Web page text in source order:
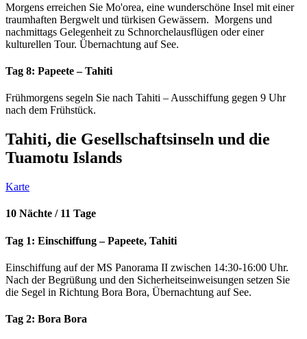
Morgens erreichen Sie Mo'orea, eine wunderschöne Insel mit einer
traumhaften Bergwelt und türkisen Gewässern. Morgens und
nachmittags Gelegenheit zu Schnorchelausflügen oder einer
kulturellen Tour. Übernachtung auf See.
Tag 8: Papeete – Tahiti
Frühmorgens segeln Sie nach Tahiti – Ausschiffung gegen 9 Uhr
nach dem Frühstück.
Tahiti, die Gesellschaftsinseln und die
Tuamotu Islands
Karte
10 Nächte / 11 Tage
Tag 1: Einschiffung – Papeete, Tahiti
Einschiffung auf der MS Panorama II zwischen 14:30-16:00 Uhr.
Nach der Begrüßung und den Sicherheitseinweisungen setzen Sie
die Segel in Richtung Bora Bora, Übernachtung auf See.
Tag 2: Bora Bora